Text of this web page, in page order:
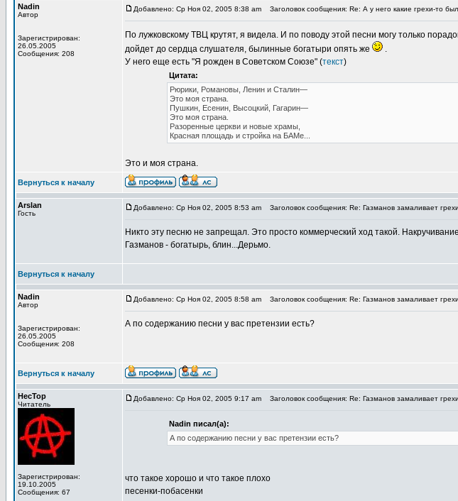
Nadin
Автор
Зарегистрирован:
26.05.2005
Сообщения: 208
Добавлено: Ср Ноя 02, 2005 8:38 am Заголовок сообщения: Re: А у него какие грехи-то
По лужковскому ТВЦ крутят, я видела. И по поводу этой песни могу только
дойдет до сердца слушателя, былинные богатыри опять же
.
У него еще есть "Я рожден в Советском Союзе" (текст)
Цитата:
Рюрики, Романовы, Ленин и Сталин—
Это моя страна.
Пушкин, Есенин, Высоцкий, Гагарин—
Это моя страна.
Разоренные церкви и новые храмы,
Красная площадь и стройка на БАМе...
Это и моя страна.
Вернуться к началу
Arslan
Гость
Добавлено: Ср Ноя 02, 2005 8:53 am Заголовок сообщения: Re: Газманов замаливает грехи
Никто эту песню не запрещал. Это просто коммерческий ход такой.
Газманов - богатырь, блин...Дерьмо.
Вернуться к началу
Nadin
Автор
Зарегистрирован:
26.05.2005
Сообщения: 208
Добавлено: Ср Ноя 02, 2005 8:58 am Заголовок сообщения: Re: Газманов замаливает грехи
А по содержанию песни у вас претензии есть?
Вернуться к началу
HecTop
Читатель
Зарегистрирован:
19.10.2005
Сообщения: 67
Добавлено: Ср Ноя 02, 2005 9:17 am Заголовок сообщения: Re: Газманов замаливает грехи
Nadin писал(а):
А по содержанию песни у вас претензии есть?
что такое хорошо и что такое плохо
песенки-побасенки